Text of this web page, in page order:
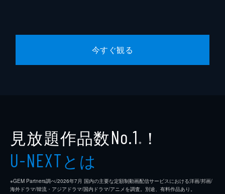
今すぐ観る
見放題作品数No.1 ※ ！
U-NEXTとは
※GEM Partners調べ/2026年7⽉ 国内の主要な定額制動画配信サービスにおける洋画/邦画/
海外ドラマ/韓流・アジアドラマ/国内ドラマ/アニメを調査。別途、有料作品あり。